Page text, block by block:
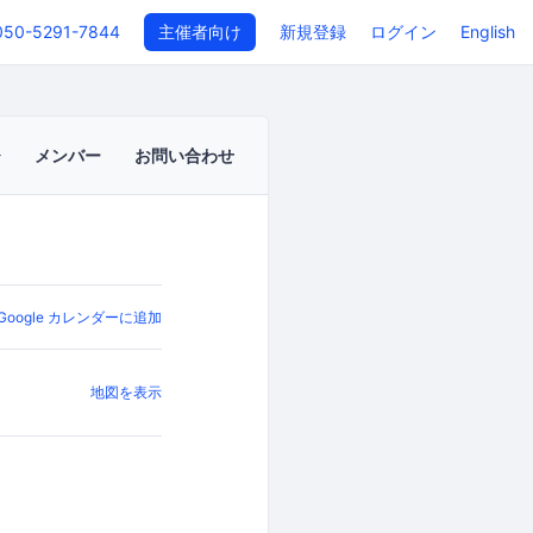
5291-7844 主催者向け 新規登録 ログイン English
メンバー お問い合わせ
カレンダーに追加
地図を表示